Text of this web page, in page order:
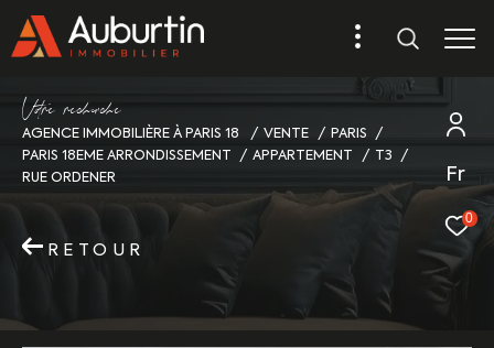
Fr
0
Vore recece
AGENCE IMMOBILIÈRE À PARIS 18 VENTE
PARIS
PARIS 18EME ARRONDISSEMENT
APPARTEMENT
T3
RUE ORDENER
RETOUR